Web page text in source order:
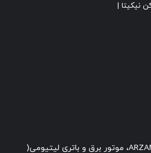
نیکیتا
افتتاح رسمی ARZANTARIN.SHOP، موتور برق و باتری لیتیومی(